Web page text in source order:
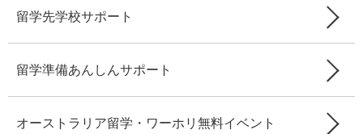
留学先学校サポート
留学準備あんしんサポート
オーストラリア留学・ワーホリ無料イベント